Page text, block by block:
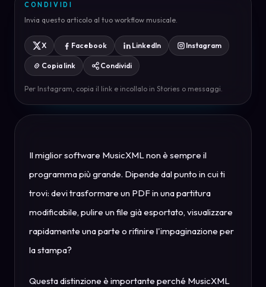
CONDIVIDI
Invia questo articolo al tuo workflow musicale.
X Facebook LinkedIn Instagram
Copia link Condividi
Per Instagram, copia il link e incollalo in Stories o messaggi.
Il miglior software MusicXML non è sempre il
programma più grande. Dipende dal punto in cui ti
trovi: devi trasformare un PDF in una partitura
modificabile, pulire un file già esportato, visualizzare
rapidamente una parte o rifinire l'impaginazione per
la stampa?
Questa distinzione è importante perché MusicXML